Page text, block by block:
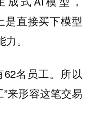
是直接买下模型
。
62名员工。所以
来形容这笔交易